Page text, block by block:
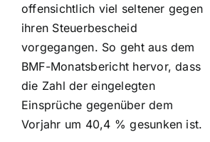
offensichtlich viel seltener gegen
ihren Steuerbescheid
vorgegangen. So geht aus dem
BMF-Monatsbericht hervor, dass
die Zahl der eingelegten
Einsprüche gegenüber dem
Vorjahr um 40,4 % gesunken ist.